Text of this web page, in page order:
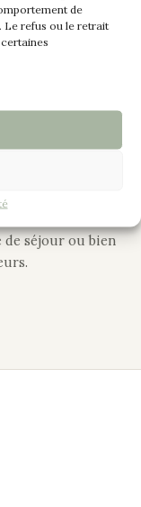
de
Le refus ou le retrait
ont été peints de
décoration
Les pieds et
a été vitrifié.
métal
raffinée dans
de séjour ou bien